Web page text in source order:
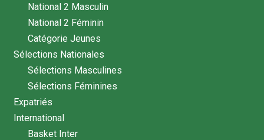
National 2 Masculin
National 2 Féminin
Catégorie Jeunes
Sélections Nationales
Sélections Masculines
Sélections Féminines
Expatriés
International
Basket Inter